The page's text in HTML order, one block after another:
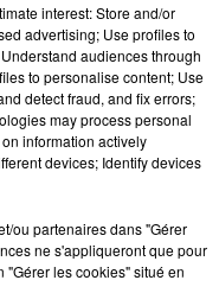
interest: Store and/or
advertising; Use profiles to
audiences through
to personalise content; Use
detect fraud, and fix errors;
may process personal
information actively
devices; Identify devices
ou partenaires dans "Gérer
ne s'appliqueront que pour
"Gérer les cookies" situé en